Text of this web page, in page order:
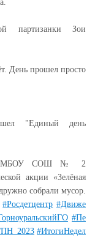
партизанки Зои
День прошел просто
"Единый день
МБОУ СОШ № 2
акции «Зелёная
собрали мусор.
#Росдетцентр #Движе
#Пе
#ИтогиНедел